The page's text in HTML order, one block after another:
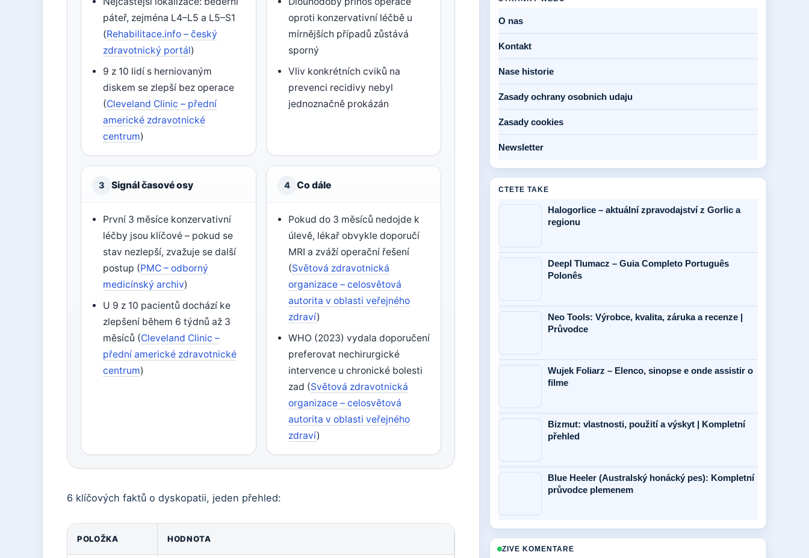
páteř, zejména L4–L5 a L5–S1
(Rehabilitace.info – český
zdravotnický portál)
9 z 10 lidí s herniovaným
diskem se zlepší bez operace
(Cleveland Clinic – přední
americké zdravotnické
centrum)
oproti konzervativní léčbě u
mírnějších případů zůstává
sporný
Vliv konkrétních cviků na
prevenci recidivy nebyl
jednoznačně prokázán
3 Signál časové osy
První 3 měsíce konzervativní
léčby jsou klíčové – pokud se
stav nezlepší, zvažuje se další
postup (PMC – odborný
medicínský archiv)
U 9 z 10 pacientů dochází ke
zlepšení během 6 týdnů až 3
měsíců (Cleveland Clinic –
přední americké zdravotnické
centrum)
4 Co dále
Pokud do 3 měsíců nedojde k
úlevě, lékař obvykle doporučí
MRI a zváží operační řešení
(Světová zdravotnická
organizace – celosvětová
autorita v oblasti veřejného
zdraví)
WHO (2023) vydala doporučení
preferovat nechirurgické
intervence u chronické bolesti
zad (Světová zdravotnická
organizace – celosvětová
autorita v oblasti veřejného
zdraví)
6 klíčových faktů o dyskopatii, jeden přehled:
POLOŽKA HODNOTA
O nas
Kontakt
Nase historie
Zasady ochrany osobnich udaju
Zasady cookies
Newsletter
CTETE TAKE
Halogorlice – aktuální zpravodajství z Gorlic a
regionu
Deepl Tlumacz – Guia Completo Português
Polonês
Neo Tools: Výrobce, kvalita, záruka a recenze |
Průvodce
Wujek Foliarz – Elenco, sinopse e onde assistir o
filme
Bizmut: vlastnosti, použití a výskyt | Kompletní
přehled
Blue Heeler (Australský honácký pes): Kompletní
průvodce plemenem
ZIVE KOMENTARE